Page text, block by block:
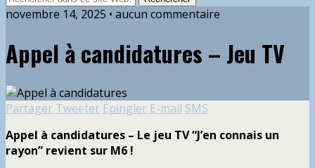
novembre 14, 2025 • aucun commentaire
Appel à candidatures – Jeu TV
Partager Tweeter Épingler E-mail SMS
Appel à candidatures – Le jeu TV “J’en connais un
rayon” revient sur M6 !